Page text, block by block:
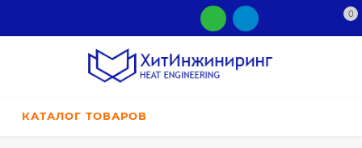
0
КАТАЛОГ ТОВАРОВ